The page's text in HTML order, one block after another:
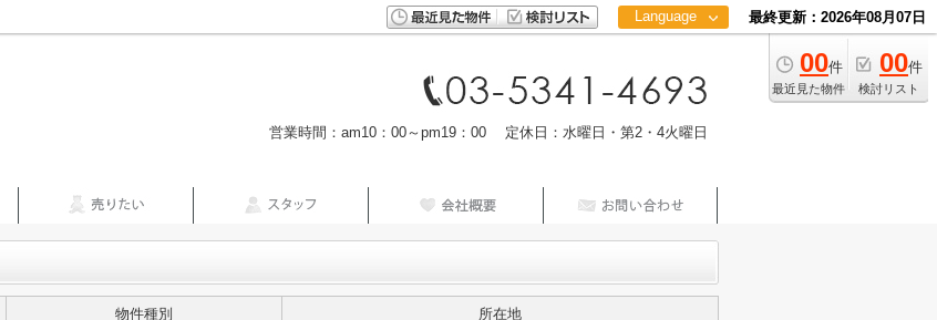
Language
中文
最終更新：2026年08月07日
00件
最近見た物件
00件
検討リスト
営業時間：am10：00～pm19：00 定休日：水曜日・第2・4火曜日
物件種別 所在地